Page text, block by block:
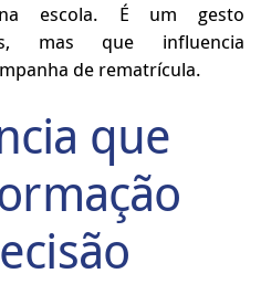
escola. É um gesto
mas que influencia
de rematrícula.
que